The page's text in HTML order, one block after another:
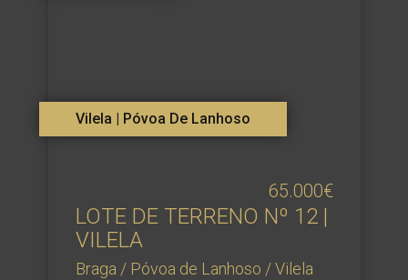
Vilela | Póvoa De Lanhoso
65.000€
LOTE DE TERRENO Nº 12 |
VILELA
Braga / Póvoa de Lanhoso / Vilela